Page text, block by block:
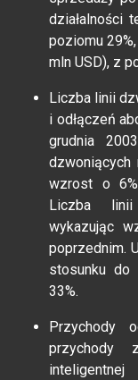
działalności
poziomu
mln USD), z
Liczba linii
i odłączeń
grudnia
dzwoniących
wzrost o
Liczba linii
wykazując
poprzednim.
stosunku do
33%.
Przychody
przychody